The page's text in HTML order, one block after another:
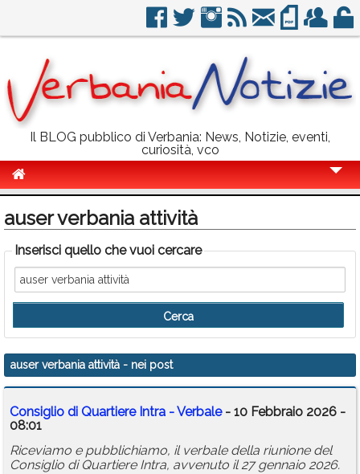
Il BLOG pubblico di Verbania: News, Notizie, eventi,
curiosità, vco
Politica
Sport
Eventi
Info Utili
Rubriche
Calendario
Annunci
auser verbania attività
Inserisci quello che vuoi cercare
auser verbania attività - nei post
Consiglio di Quartiere Intra - Verbale- 10 Febbraio 2026 -
08:01
Riceviamo e pubblichiamo, il verbale della riunione del
Consiglio di Quartiere Intra, avvenuto il 27 gennaio 2026.